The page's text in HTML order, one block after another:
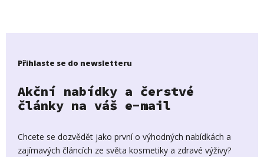
Přihlaste se do newsletteru
Akční nabídky a čerstvé
články na váš e-mail
Chcete se dozvědět jako první o výhodných nabídkách a
zajímavých článcích ze světa kosmetiky a zdravé výživy?